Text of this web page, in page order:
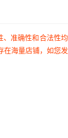
、准确性和合法性
在海量店铺，如您